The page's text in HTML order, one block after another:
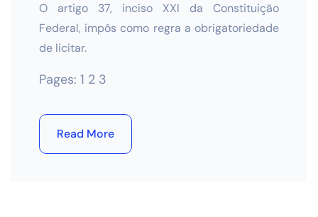
O artigo 37, inciso XXI da Constituição
Federal, impôs como regra a obrigatoriedade
de licitar.
Pages: 1 2 3
Read More